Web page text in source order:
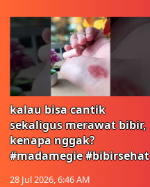
kalau bisa cantik
sekaligus merawat bibir,
kenapa nggak?
#madamegie #bibirsehat
28 Jul 2026, 6:46 AM